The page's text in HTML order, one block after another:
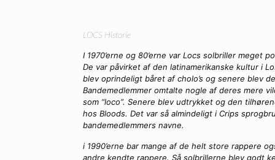
LOCS Historie
I 1970’erne og 80’erne var Locs solbriller
De var påvirket af den latinamerikanske kultur i
blev oprindeligt båret af cholo’s og senere blev
Bandemedlemmer omtalte nogle af deres mere
som “loco”. Senere blev udtrykket og den
hos Bloods. Det var så almindeligt i Crips
bandemedlemmers navne.
i 1990’erne bar mange af de helt store rappere
andre kendte rappere. Så solbrillerne blev godt